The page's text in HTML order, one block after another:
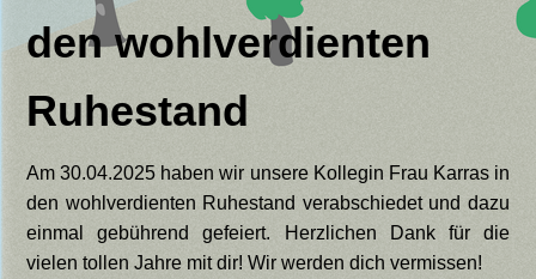
den wohlverdienten
Ruhestand
Am 30.04.2025 haben wir unsere Kollegin Frau Karras in
den wohlverdienten Ruhestand verabschiedet und dazu
einmal gebührend gefeiert. Herzlichen Dank für die
vielen tollen Jahre mit dir! Wir werden dich vermissen!